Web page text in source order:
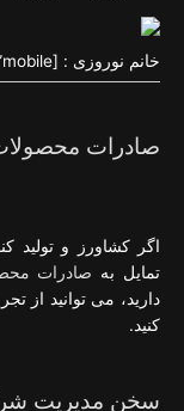
خانم نوروزی : [icon name=”mobile”]
صادرات
اگر کشاورز و تولید
تمایل به صادرات
دارید، می توانید از
کنید.
سخن مدیریت